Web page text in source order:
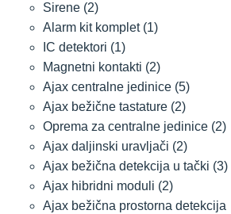
Sirene (2)
Alarm kit komplet (1)
IC detektori (1)
Magnetni kontakti (2)
Ajax centralne jedinice (5)
Ajax bežične tastature (2)
Oprema za centralne jedinice (2)
Ajax daljinski uravljači (2)
Ajax bežična detekcija u tački (3)
Ajax hibridni moduli (2)
Ajax bežična prostorna detekcija